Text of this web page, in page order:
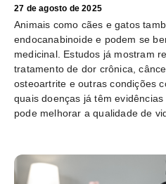
27 de agosto de 2025
Animais como cães e gatos
endocanabinoide e podem se
medicinal. Estudos já mostram
tratamento de dor crônica,
osteoartrite e outras condições
quais doenças já têm
pode melhorar a qualidade de